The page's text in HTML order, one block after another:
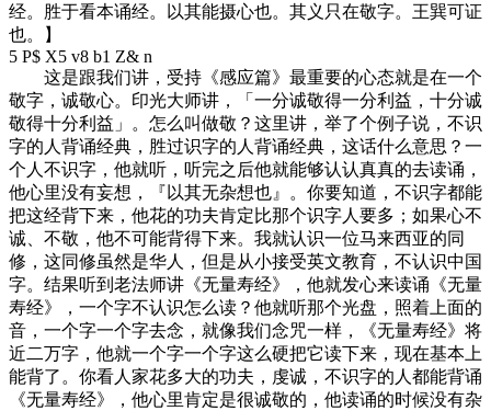
经。胜于看本诵经。以其能摄心也。其义只在敬字。王巽可证
也。】
5 P$ X5 v8 b1 Z& n
这是跟我们讲，受持《感应篇》最重要的心态就是在一个
敬字，诚敬心。印光大师讲，「一分诚敬得一分利益，十分诚
敬得十分利益」。怎么叫做敬？这里讲，举了个例子说，不识
字的人背诵经典，胜过识字的人背诵经典，这话什么意思？一
个人不识字，他就听，听完之后他就能够认认真真的去读诵，
他心里没有妄想，『以其无杂想也』。你要知道，不识字都能
把这经背下来，他花的功夫肯定比那个识字人要多；如果心不
诚、不敬，他不可能背得下来。我就认识一位马来西亚的同
修，这同修虽然是华人，但是从小接受英文教育，不认识中国
字。结果听到老法师讲《无量寿经》，他就发心来读诵《无量
寿经》，一个字不认识怎么读？他就听那个光盘，照着上面的
音，一个字一个字去念，就像我们念咒一样，《无量寿经》将
近二万字，他就一个字一个字这么硬把它读下来，现在基本上
能背了。你看人家花多大的功夫，虔诚，不识字的人都能背诵
《无量寿经》，他心里肯定是很诚敬的，他读诵的时候没有杂